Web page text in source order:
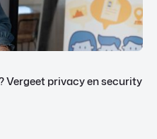
Vergeet privacy en security